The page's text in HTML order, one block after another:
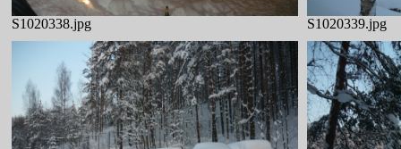
S1020338.jpg S1020339.jpg